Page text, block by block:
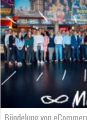
Bündelung von